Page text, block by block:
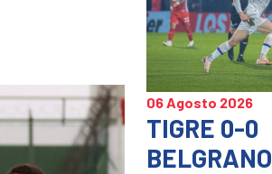
06 Agosto 2026
TIGRE 0-0
BELGRANO